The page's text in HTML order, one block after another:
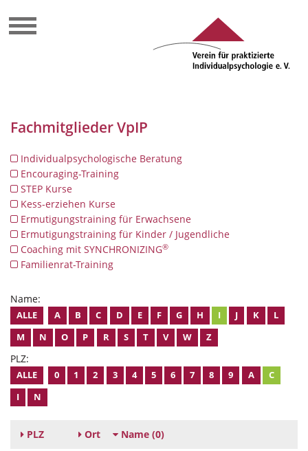
Fachmitglieder VpIP
Individualpsychologische Beratung
Encouraging-Training
STEP Kurse
Kess-erziehen Kurse
Ermutigungstraining für Erwachsene
Ermutigungstraining für Kinder / Jugendliche
Coaching mit SYNCHRONIZING®
Familienrat-Training
Name:
ALLE A B C D E F G H I J K
L
M
N O P R S T V W Z
PLZ:
ALLE 0 1 2 3 4 5 6 7 8 9 A
C
I
N
PLZ Ort Name (0)